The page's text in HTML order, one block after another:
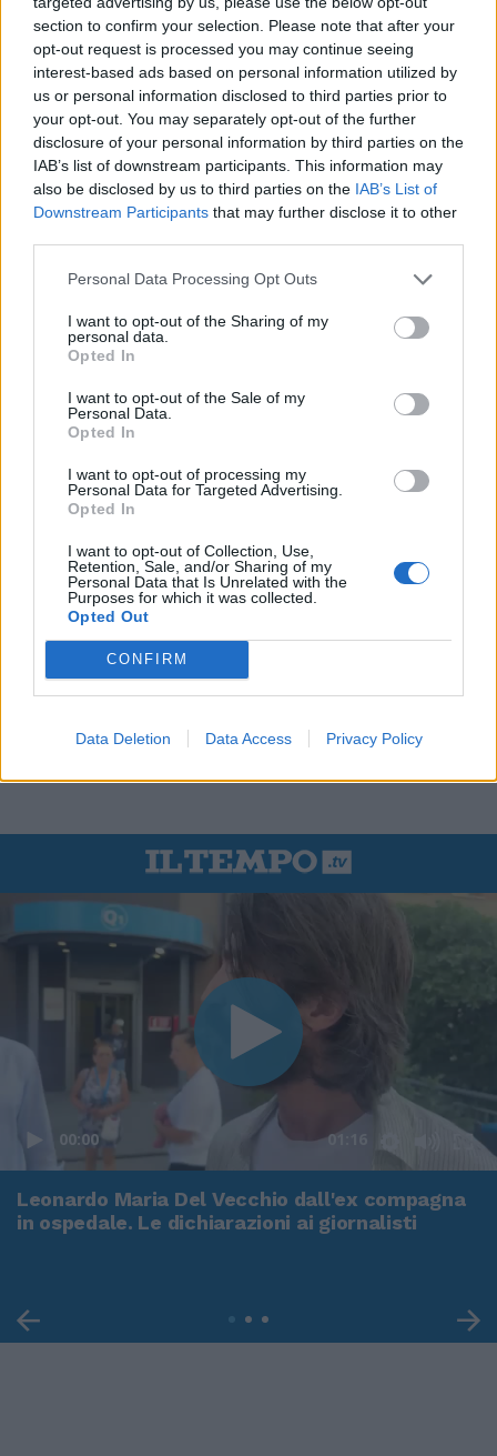
section to confirm your selection. Please note that after your
opt-out request is processed you may continue seeing
interest-based ads based on personal information utilized by
us or personal information disclosed to third parties prior to
your opt-out. You may separately opt-out of the further
disclosure of your personal information by third parties on the
IAB’s list of downstream participants. This information may
also be disclosed by us to third parties on the IAB’s List of
Downstream Participants that may further disclose it to other
Personal Data Processing Opt Outs
I want to opt-out of the Sharing of my
personal data.
Opted In
I want to opt-out of the Sale of my
Personal Data.
Opted In
I want to opt-out of processing my
Personal Data for Targeted Advertising.
Opted In
I want to opt-out of Collection, Use,
Retention, Sale, and/or Sharing of my
Personal Data that Is Unrelated with the
Purposes for which it was collected.
Opted Out
CONFIRM
Data Deletion Data Access Privacy Policy
00:00 01:16
Leonardo Maria Del Vecchio dall'ex compagna
in ospedale. Le dichiarazioni ai giornalisti